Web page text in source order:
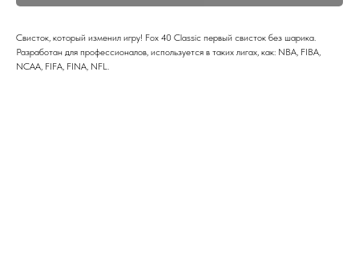
Свисток, который изменил игру! Fox 40 Classic первый свисток без шарика.
Разработан для профессионалов, используется в таких лигах, как: NBA, FIBA,
NCAA, FIFA, FINA, NFL.